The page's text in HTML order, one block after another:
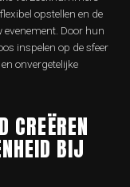
opstellen en de
Door hun
inspelen op de sfeer
onvergetelijke
CREËREN
BIJ